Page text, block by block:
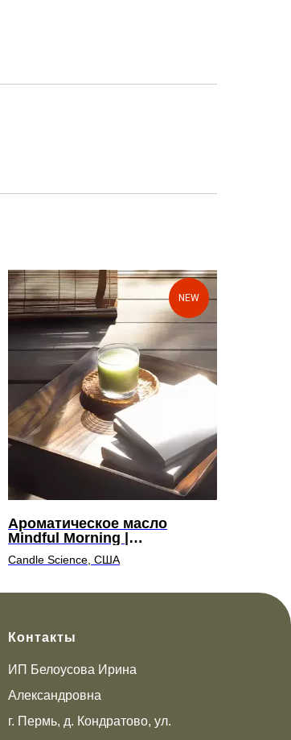
NEW
Ароматическое масло
Mindful Morning |
Осознанное утро
Candle Science, США
Контакты
ИП Белоусова Ирина
Александровна
г. Пермь, д. Кондратово, ул.